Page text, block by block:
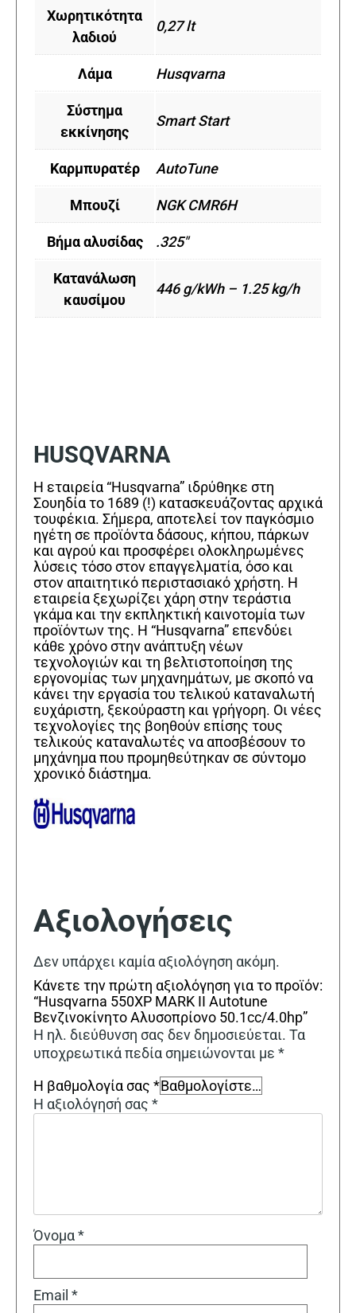
Χωρητικότητα
λαδιού
0,27 lt
Λάμα Husqvarna
Σύστημα
εκκίνησης
Smart Start
Καρμπυρατέρ AutoTune
Μπουζί NGK CMR6H
Βήμα αλυσίδας .325"
Κατανάλωση
καυσίμου
446 g/kWh – 1.25 kg/h
HUSQVARNA
Η εταιρεία “Husqvarna” ιδρύθηκε στη
Σουηδία το 1689 (!) κατασκευάζοντας αρχικά
τουφέκια. Σήμερα, αποτελεί τον παγκόσμιο
ηγέτη σε προϊόντα δάσους, κήπου, πάρκων
και αγρού και προσφέρει ολοκληρωμένες
λύσεις τόσο στον επαγγελματία, όσο και
στον απαιτητικό περιστασιακό χρήστη. Η
εταιρεία ξεχωρίζει χάρη στην τεράστια
γκάμα και την εκπληκτική καινοτομία των
προϊόντων της. Η “Husqvarna” επενδύει
κάθε χρόνο στην ανάπτυξη νέων
τεχνολογιών και τη βελτιστοποίηση της
εργονομίας των μηχανημάτων, με σκοπό να
κάνει την εργασία του τελικού καταναλωτή
ευχάριστη, ξεκούραστη και γρήγορη. Οι νέες
τεχνολογίες της βοηθούν επίσης τους
τελικούς καταναλωτές να αποσβέσουν το
μηχάνημα που προμηθεύτηκαν σε σύντομο
χρονικό διάστημα.
Αξιολογήσεις
Δεν υπάρχει καμία αξιολόγηση ακόμη.
Κάνετε την πρώτη αξιολόγηση για το προϊόν:
“Husqvarna 550XP MARK II Autotune
Βενζινοκίνητο Αλυσοπρίονο 50.1cc/4.0hp”
Η ηλ. διεύθυνση σας δεν δημοσιεύεται. Τα
υποχρεωτικά πεδία σημειώνονται με *
Η βαθμολογία σας *
Η αξιολόγησή σας *
Όνομα*
Email *